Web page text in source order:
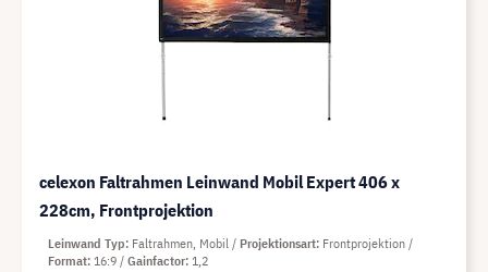
celexon Faltrahmen Leinwand Mobil Expert 406 x
228cm, Frontprojektion
Leinwand Typ Faltrahmen, Mobil Projektionsart Frontprojektion
Format 16:9 Gainfactor 1,2